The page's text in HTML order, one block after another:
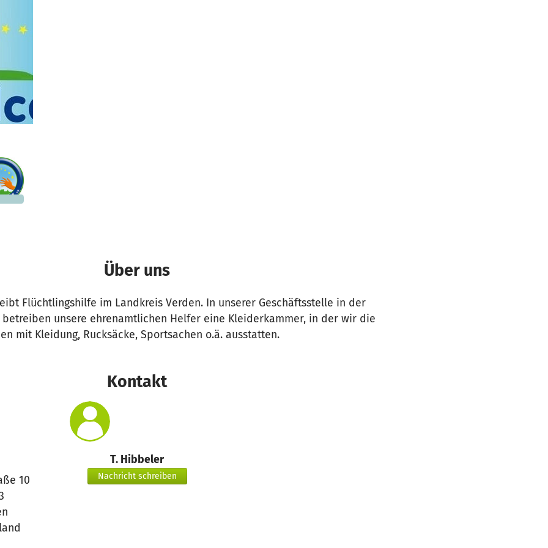
€
noch
Über uns
Flüchtlingshilfe im Landkreis Verden. In unserer Geschäftsstelle in der
unsere ehrenamtlichen Helfer eine Kleiderkammer, in der wir die
mit Kleidung, Rucksäcke, Sportsachen o.ä. ausstatten.
Kontakt
10
T. Hibbeler
Nachricht schreiben